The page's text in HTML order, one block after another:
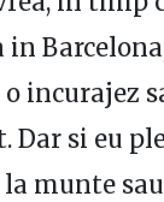
incurajez
Dar si eu
munte